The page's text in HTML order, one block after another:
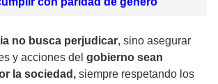
no busca perjudicar, sino asegurar
y acciones del gobierno sean
la sociedad, siempre respetando los